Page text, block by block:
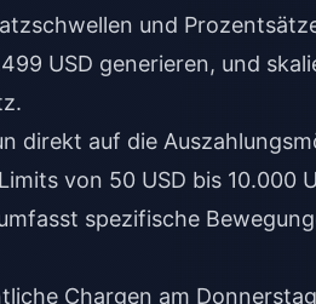
und
USD generieren, und
direkt auf die
von 50 USD bis 10.000
spezifische
Chargen am